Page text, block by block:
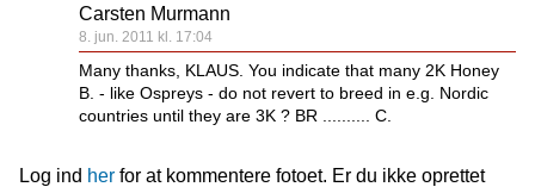
Carsten Murmann
8. jun. 2011 kl. 17:04
Many thanks, KLAUS. You indicate that many 2K Honey
B. - like Ospreys - do not revert to breed in e.g. Nordic
countries until they are 3K ? BR .......... C.
Log ind herfor at kommentere fotoet. Er du ikke oprettet